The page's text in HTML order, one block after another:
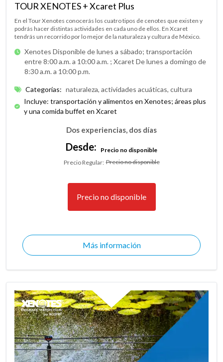
TOUR XENOTES + Xcaret Plus
En el Tour Xenotes conocerás los cuatro tipos de cenotes que existen y
podrás hacer distintas actividades en cada uno de ellos. En Xcaret
tendrás un recorrido por lo mejor de la naturaleza y cultura de México.
Xenotes Disponible de lunes a sábado; transportación
entre 8:00 a.m. a 10:00 a.m. ;Xcaret De lunes a domingo de
8:30 a.m. a 10:00 p.m.
Categorías: naturaleza, actividades acuáticas, cultura
Incluye: transportación y alimentos en Xenotes; áreas plus
y una comida buffet en Xcaret
Dos experiencias, dos días
Desde:
Precio no disponible
Precio Regular:Precio no disponible
Precio no disponible
Más información